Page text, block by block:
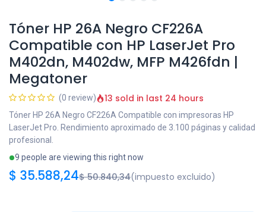
Tóner HP 26A Negro CF226A
Compatible con HP LaserJet Pro
M402dn, M402dw, MFP M426fdn |
Megatoner
(0 review) 13 sold in last 24 hours
Tóner HP 26A Negro CF226A Compatible con impresoras HP
LaserJet Pro. Rendimiento aproximado de 3.100 páginas y calidad
profesional.
9 people are viewing this right now
$ 35.588,24$50.840,34(impuesto excluido)